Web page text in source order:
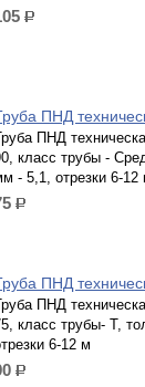
р.
ПНД
ПНД
класс трубы -
- 5,1, отрезки 6-12
р.
ПНД
ПНД
класс трубы- Т,
6-12 м
р.